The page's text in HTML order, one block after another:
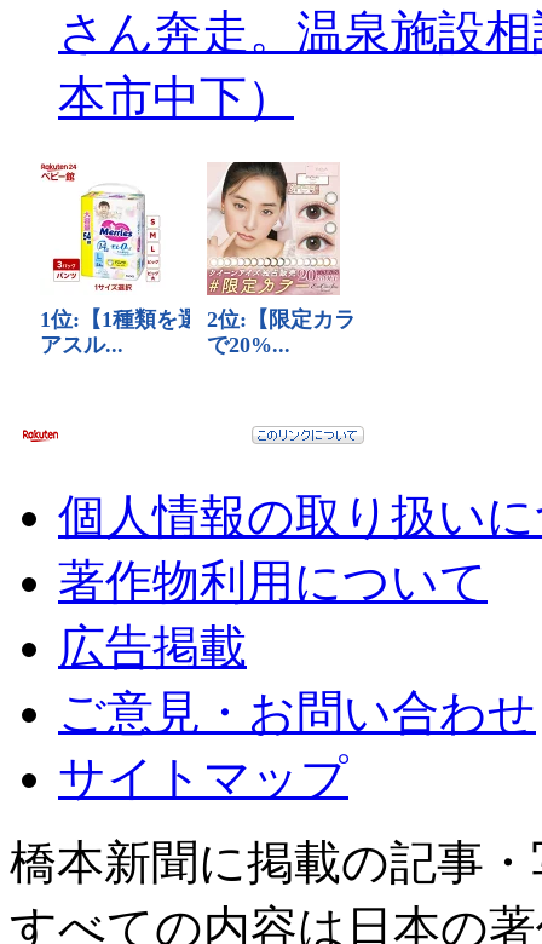
さん奔走。温泉施設
本市中下）
個人情報の取り扱い
著作物利用について
広告掲載
ご意見・お問い合わせ
サイトマップ
橋本新聞に掲載の記事
すべての内容は日本の